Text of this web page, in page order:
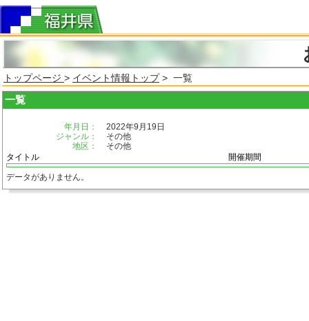
トップページ > イベント情報トップ> 一覧
一覧
年月日：
2022年9月19日
ジャンル：
その他
地区：
その他
タイトル
開催期間
データがありません。